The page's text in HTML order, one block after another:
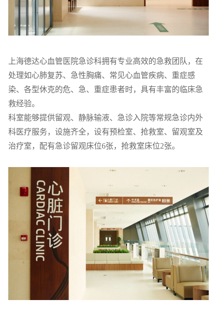
上海德达心血管医院急诊科拥有专业高效的急救团队，在
处理如心肺复苏、急性胸痛、常见心血管疾病、重症感
染、各型休克的危、急、重症患者时，具有丰富的临床急
救经验。
科室能够提供留观、静脉输液、急诊入院等常规急诊内外
科医疗服务，设施齐全，设有预检室、抢救室、留观室及
治疗室，配有急诊留观床位6张，抢救室床位2张。